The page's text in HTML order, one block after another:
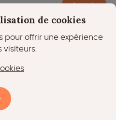
Voir
de cookies
pour offrir une expérience
visiteurs.